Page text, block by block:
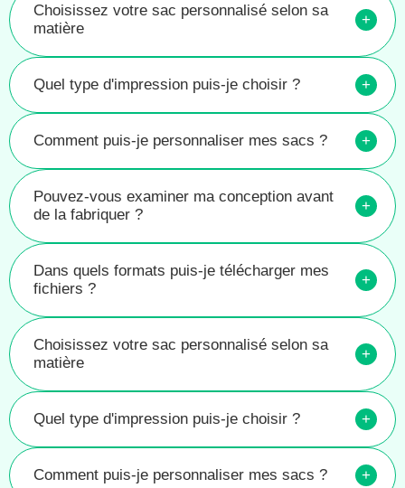
Choisissez votre sac personnalisé selon sa
matière
+
Quel type d'impression puis-je choisir ? +
Comment puis-je personnaliser mes sacs ? +
Pouvez-vous examiner ma conception avant
de la fabriquer ?
+
Dans quels formats puis-je télécharger mes
fichiers ?
+
Choisissez votre sac personnalisé selon sa
matière
+
Quel type d'impression puis-je choisir ? +
Comment puis-je personnaliser mes sacs ? +